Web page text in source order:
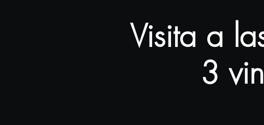
Visita a
3